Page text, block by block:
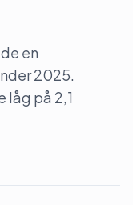
en
2025.
låg på 2,1